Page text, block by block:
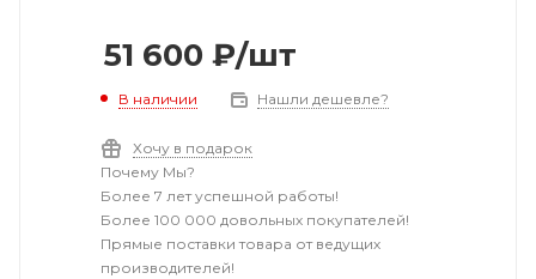
51 600 ₽/шт
В наличии Нашли дешевле?
Хочу в подарок
Почему Мы?
Более 7 лет успешной работы!
Более 100 000 довольных покупателей!
Прямые поставки товара от ведущих
производителей!